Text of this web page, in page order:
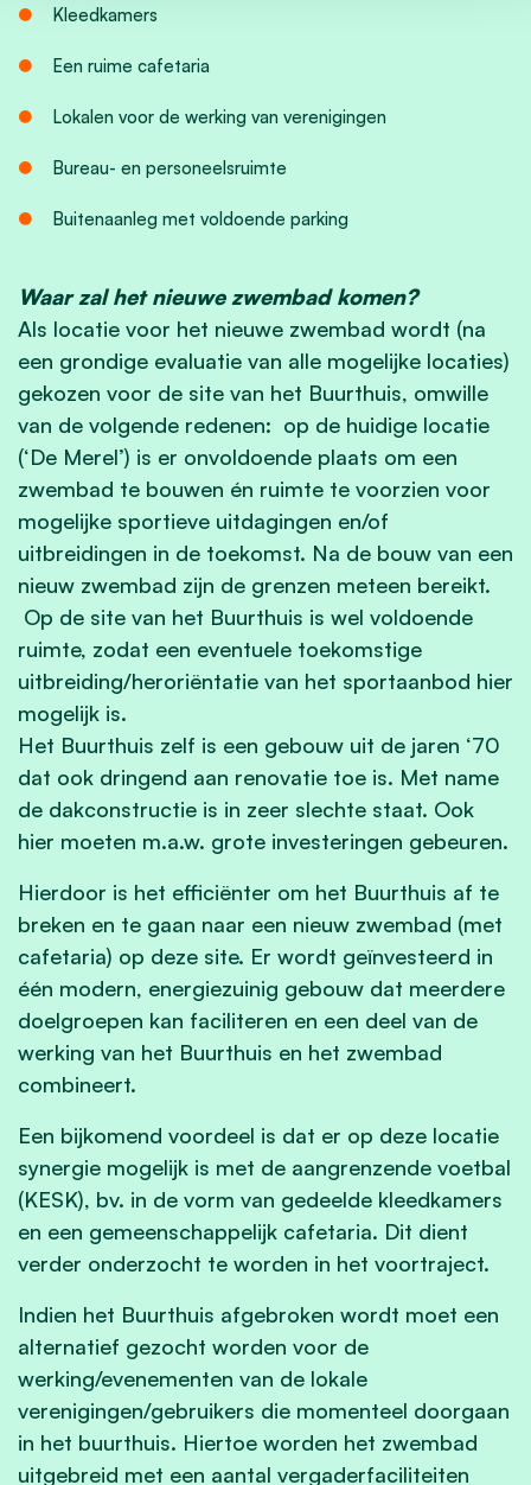
Kleedkamers
Een ruime cafetaria
Lokalen voor de werking van verenigingen
Bureau- en personeelsruimte
Buitenaanleg met voldoende parking
Waar zal het nieuwe zwembad komen?
Als locatie voor het nieuwe zwembad wordt (na
een grondige evaluatie van alle mogelijke locaties)
gekozen voor de site van het Buurthuis, omwille
van de volgende redenen: op de huidige locatie
(‘De Merel’) is er onvoldoende plaats om een
zwembad te bouwen én ruimte te voorzien voor
mogelijke sportieve uitdagingen en/of
uitbreidingen in de toekomst. Na de bouw van een
nieuw zwembad zijn de grenzen meteen bereikt.
Op de site van het Buurthuis is wel voldoende
ruimte, zodat een eventuele toekomstige
uitbreiding/heroriëntatie van het sportaanbod hier
mogelijk is.
Het Buurthuis zelf is een gebouw uit de jaren ‘70
dat ook dringend aan renovatie toe is. Met name
de dakconstructie is in zeer slechte staat. Ook
hier moeten m.a.w. grote investeringen gebeuren.
Hierdoor is het efficiënter om het Buurthuis af te
breken en te gaan naar een nieuw zwembad (met
cafetaria) op deze site. Er wordt geïnvesteerd in
één modern, energiezuinig gebouw dat meerdere
doelgroepen kan faciliteren en een deel van de
werking van het Buurthuis en het zwembad
combineert.
Een bijkomend voordeel is dat er op deze locatie
synergie mogelijk is met de aangrenzende voetbal
(KESK), bv. in de vorm van gedeelde kleedkamers
en een gemeenschappelijk cafetaria. Dit dient
verder onderzocht te worden in het voortraject.
Indien het Buurthuis afgebroken wordt moet een
alternatief gezocht worden voor de
werking/evenementen van de lokale
verenigingen/gebruikers die momenteel doorgaan
in het buurthuis. Hiertoe worden het zwembad
uitgebreid met een aantal vergaderfaciliteiten